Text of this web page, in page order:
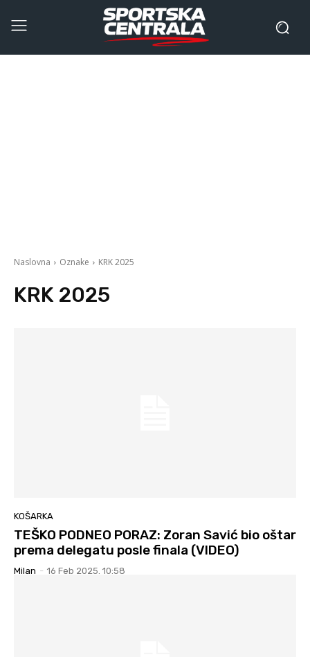
Naslovna Oznake KRK 2025
KRK 2025
KOŠARKA
TEŠKO PODNEO PORAZ: Zoran Savić bio oštar
prema delegatu posle finala (VIDEO)
Milan - 16 Feb 2025. 10:58